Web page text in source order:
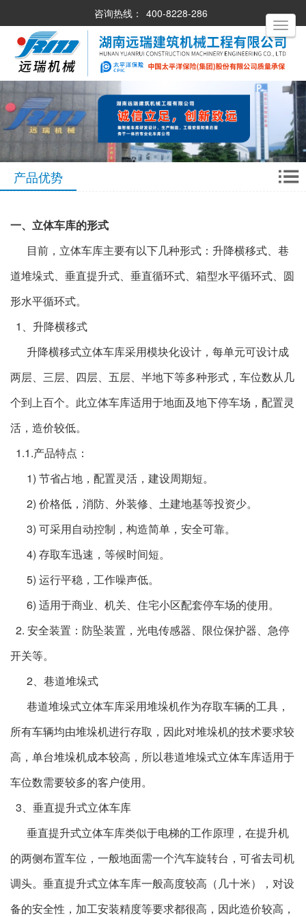
咨询热线： 400-8228-286
产品优势
一、立体车库的形式
目前，立体车库主要有以下几种形式：升降横移式、巷
道堆垛式、垂直提升式、垂直循环式、箱型水平循环式、圆
形水平循环式。
1、升降横移式
升降横移式立体车库采用模块化设计，每单元可设计成
两层、三层、四层、五层、半地下等多种形式，车位数从几
个到上百个。此立体车库适用于地面及地下停车场，配置灵
活，造价较低。
1.1.产品特点：
1) 节省占地，配置灵活，建设周期短。
2) 价格低，消防、外装修、土建地基等投资少。
3) 可采用自动控制，构造简单，安全可靠。
4) 存取车迅速，等候时间短。
5) 运行平稳，工作噪声低。
6) 适用于商业、机关、住宅小区配套停车场的使用。
2. 安全装置：防坠装置，光电传感器、限位保护器、急停
开关等。
2、巷道堆垛式
巷道堆垛式立体车库采用堆垛机作为存取车辆的工具，
所有车辆均由堆垛机进行存取，因此对堆垛机的技术要求较
高，单台堆垛机成本较高，所以巷道堆垛式立体车库适用于
车位数需要较多的客户使用。
3、垂直提升式立体车库
垂直提升式立体车库类似于电梯的工作原理，在提升机
的两侧布置车位，一般地面需一个汽车旋转台，可省去司机
调头。垂直提升式立体车库一般高度较高（几十米），对设
备的安全性，加工安装精度等要求都很高，因此造价较高，
Toggle